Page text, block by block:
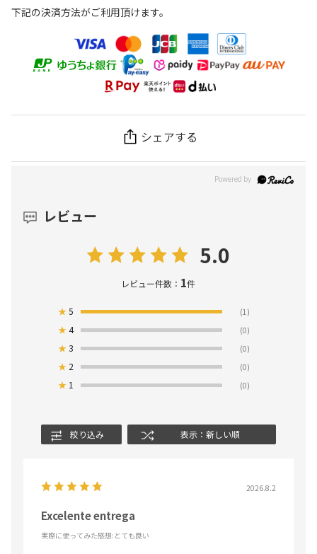
下記の決済方法がご利用頂けます。
シェアする
レビュー
5.0
レビュー件数： 1件
★5 (1)
★4 (0)
★3 (0)
★ 2 (0)
★ 1 (0)
絞り込み 表示：新しい順
2026.8.2
Excelente entrega
実際に使ってみた感想:とても良い